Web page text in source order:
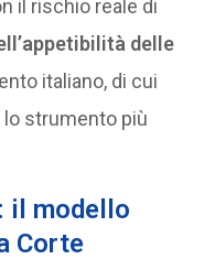
il rischio reale di
delle
italiano, di cui
strumento più
il modello
Corte